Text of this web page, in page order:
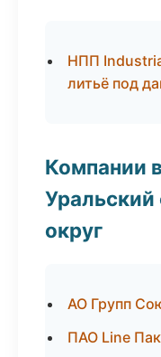
НПП
литьё под
Компании
округ
АО Групп
ПАО Line